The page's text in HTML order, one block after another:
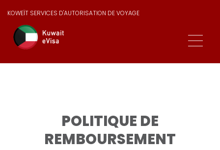
KOWEÏT SERVICES D'AUTORISATION DE VOYAGE
POLITIQUE DE
REMBOURSEMENT